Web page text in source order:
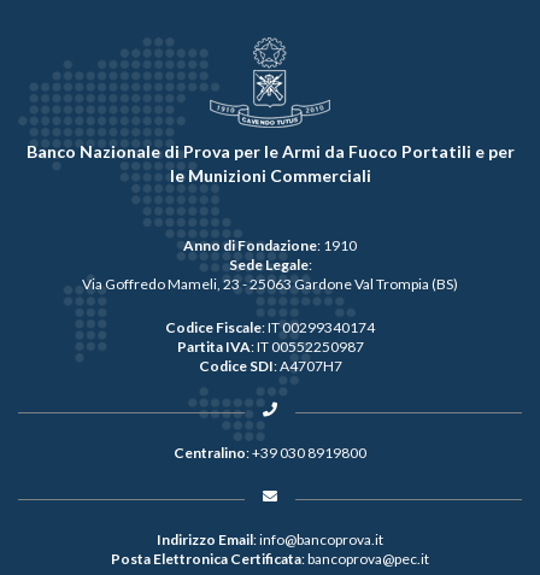
Banco Nazionale di Prova per le Armi da Fuoco Portatili e per
le Munizioni Commerciali
Anno di Fondazione: 1910
Sede Legale:
Via Goffredo Mameli, 23 - 25063 Gardone Val Trompia (BS)
Codice Fiscale: IT 00299340174
Partita IVA: IT 00552250987
Codice SDI: A4707H7
Centralino:+39 030 8919800
Indirizzo Email:info@bancoprova.it
Posta Elettronica Certificata:bancoprova@pec.it